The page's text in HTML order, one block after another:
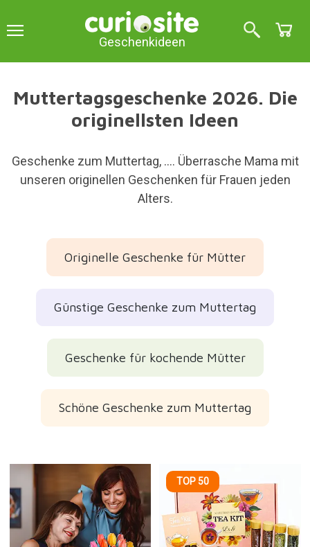
Geschenkideen
Muttertagsgeschenke 2026. Die
originellsten Ideen
Geschenke zum Muttertag, …. Überrasche Mama mit
unseren originellen Geschenken für Frauen jeden
Alters.
Originelle Geschenke für Mütter
Günstige Geschenke zum Muttertag
Geschenke für kochende Mütter
Schöne Geschenke zum Muttertag
TOP 50